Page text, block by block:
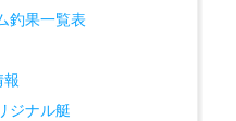
釣果一覧表
報
ジナル艇